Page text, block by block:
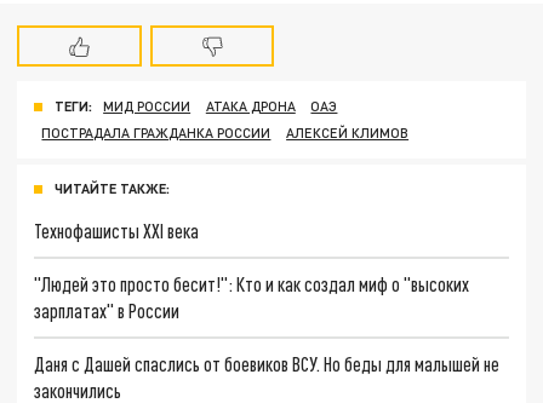
ТЕГИ: МИД РОССИИ АТАКА ДРОНА
ОАЭ
ПОСТРАДАЛА ГРАЖДАНКА РОССИИ
АЛЕКСЕЙ КЛИМОВ
ЧИТАЙТЕ ТАКЖЕ:
Технофашисты XXI века
"Людей это просто бесит!": Кто и как создал миф о "высоких
зарплатах" в России
Даня с Дашей спаслись от боевиков ВСУ. Но беды для малышей не
закончились